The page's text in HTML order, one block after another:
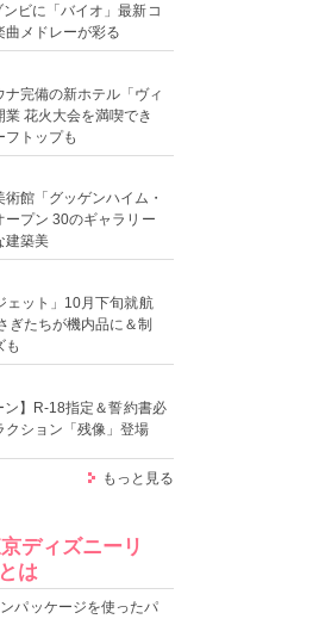
ビに「バイオ」最新コ
曲メドレーが彩る
完備の新ホテル「ヴィ
花火大会を満喫でき
フトップも
館「グッゲンハイム・
ープン 30のギャラリー
建築美
ェット」10月下旬就航
ぎたちが機内品に＆制
も
ン】R-18指定＆誓約書必
クション「残像」登場
もっと見る
ディズニーリ
は
パッケージを使ったパ